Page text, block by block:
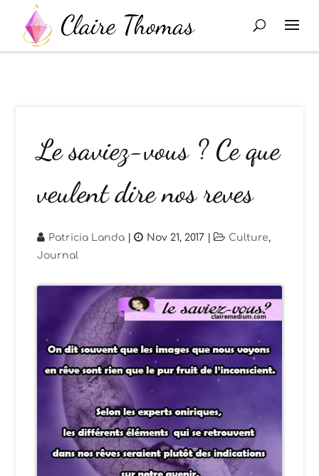
Le saviez-vous ? Ce que
veulent dire nos reves
Patricia Landa | Nov 21, 2017 | Culture,
Journal